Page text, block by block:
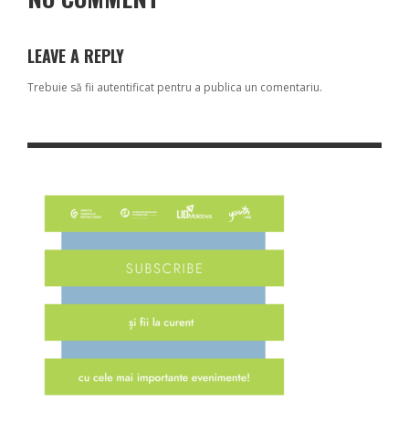
LEAVE A REPLY
Trebuie să fii autentificat pentru a publica un comentariu.